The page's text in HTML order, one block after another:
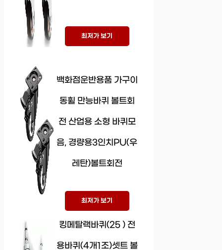
최저가 보기
백화점운반용품 가구이
동휠 만능바퀴 볼트회
전 산업용 소형 바퀴모
음, 경량용3인치PU(우
레탄)볼트회전
최저가 보기
킹메탈랙바퀴(25 ) 전
용바퀴(4개1조)셋트 볼